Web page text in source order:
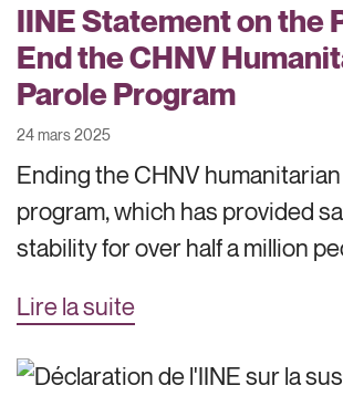
IINE Statement on the
End the CHNV
Parole Program
24 mars 2025
Ending the CHNV
program, which has provided
stability for over half a million
Lire la suite